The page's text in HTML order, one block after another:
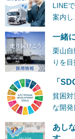
LINE
案内し
一緒
栗山
りを
「
貧困
な開発
あし